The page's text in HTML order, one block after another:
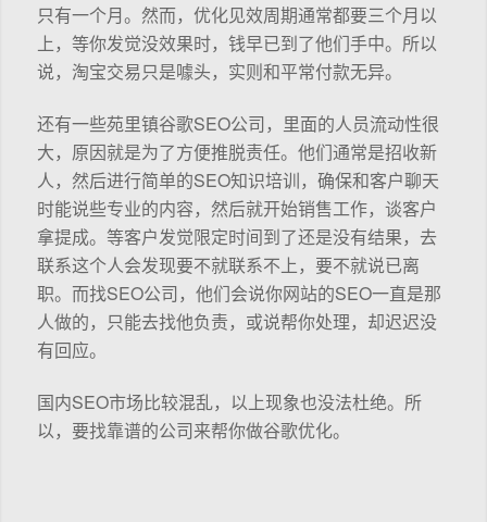
只有一个月。然而，优化见效周期通常都要三个月以
上，等你发觉没效果时，钱早已到了他们手中。所以
说，淘宝交易只是噱头，实则和平常付款无异。
还有一些苑里镇谷歌SEO公司，里面的人员流动性很
大，原因就是为了方便推脱责任。他们通常是招收新
人，然后进行简单的SEO知识培训，确保和客户聊天
时能说些专业的内容，然后就开始销售工作，谈客户
拿提成。等客户发觉限定时间到了还是没有结果，去
联系这个人会发现要不就联系不上，要不就说已离
职。而找SEO公司，他们会说你网站的SEO一直是那
人做的，只能去找他负责，或说帮你处理，却迟迟没
有回应。
国内SEO市场比较混乱，以上现象也没法杜绝。所
以，要找靠谱的公司来帮你做谷歌优化。